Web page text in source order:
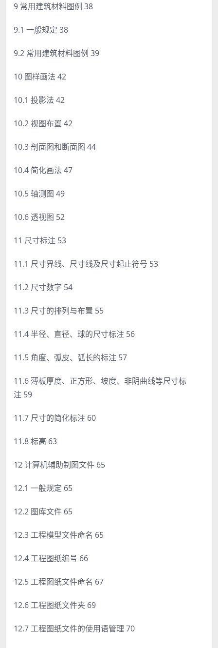
9 常用建筑材料图例 38
9.1 一般规定 38
9.2 常用建筑材料图例 39
10 图样画法 42
10.1 投影法 42
10.2 视图布置 42
10.3 剖面图和断面图 44
10.4 简化画法 47
10.5 轴测图 49
10.6 透视图 52
11 尺寸标注 53
11.1 尺寸界线、尺寸线及尺寸起止符号 53
11.2 尺寸数字 54
11.3 尺寸的排列与布置 55
11.4 半径、直径、球的尺寸标注 56
11.5 角度、弧皮、弧长的标注 57
11.6 薄板厚度、正方形、坡度、非阴曲线等尺寸标
注 59
11.7 尺寸的简化标注 60
11.8 标高 63
12 计算机辅助制图文件 65
12.1 一般规定 65
12.2 图库文件 65
12.3 工程模型文件命名 65
12.4 工程图纸编号 66
12.5 工程图纸文件命名 67
12.6 工程图纸文件夹 69
12.7 工程图纸文件的使用语管理 70